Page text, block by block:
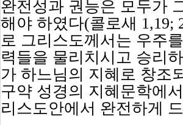
완전성과 권능은 모두가
해야 하였다(콜로새 1,19;
로 그리스도께서는 우주
력들을 물리치시고 승리
가 하느님의 지혜로 창조
구약 성경의 지혜문학에
리스도안에서 완전하게